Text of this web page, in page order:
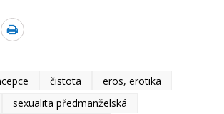
čistota
eros, erotika
sexualita předmanželská